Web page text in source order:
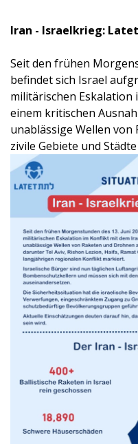
Iran - Israelkrieg:
Seit den frühen
befindet sich Israel
militärischen
einem kritischen
unablässige Wellen
zivile Gebiete und